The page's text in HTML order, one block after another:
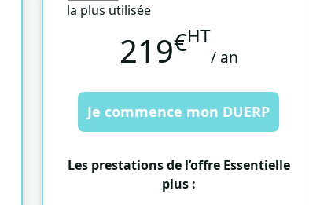
la plus utilisée
219€HT
/ an
Je commence mon DUERP
Les prestations de l’offre Essentielle
plus :